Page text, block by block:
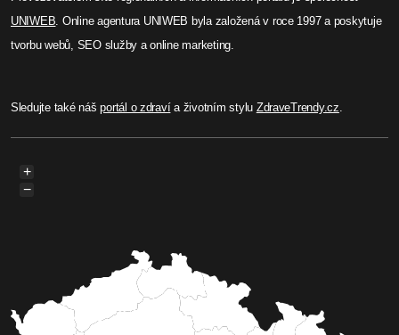
UNIWEB. Online agentura UNIWEB byla založená v roce 1997 a poskytuje
tvorbu webů, SEO služby a online marketing.
Sledujte také nášportál o zdravía životním stylu ZdraveTrendy.cz.
+
−